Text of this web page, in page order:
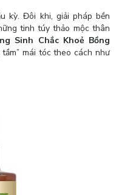
kỳ. Đôi khi, giải pháp bền
tinh túy thảo mộc thân
Sinh Chắc Khoẻ Bồng
mái tóc theo cách như